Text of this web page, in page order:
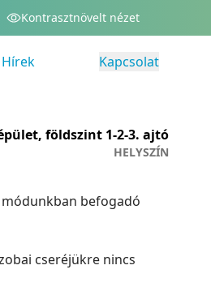
Kontrasztnövelt nézet
Hírek Kapcsolat
földszint 1-2-3. ajtó
HELYSZÍN
befogadó
cseréjükre nincs